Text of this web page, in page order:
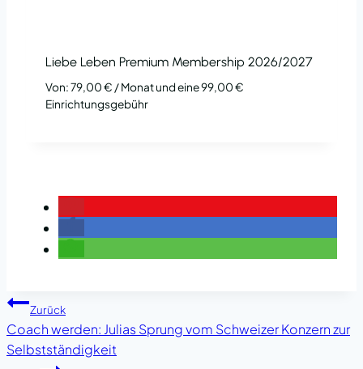
Liebe Leben Premium Membership 2026/2027
Von:79,00€ / Monat und eine99,00€
Einrichtungsgebühr
Beitragsnavigation
Zurück
Coach werden: Julias Sprung vom Schweizer Konzern zur
Selbstständigkeit